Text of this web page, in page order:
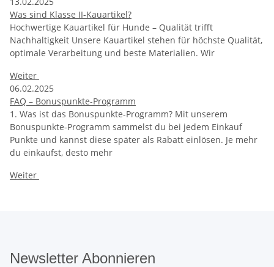
Was sind Klasse II-Kauartikel?
Hochwertige Kauartikel für Hunde – Qualität trifft
Nachhaltigkeit Unsere Kauartikel stehen für höchste Qualität,
optimale Verarbeitung und beste Materialien. Wir
Weiter
06.02.2025
FAQ – Bonuspunkte-Programm
1. Was ist das Bonuspunkte-Programm? Mit unserem
Bonuspunkte-Programm sammelst du bei jedem Einkauf
Punkte und kannst diese später als Rabatt einlösen. Je mehr
du einkaufst, desto mehr
Weiter
Newsletter Abonnieren